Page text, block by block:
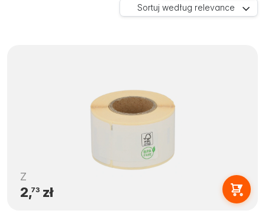
Sortuj według relevance
Z
2,73zł